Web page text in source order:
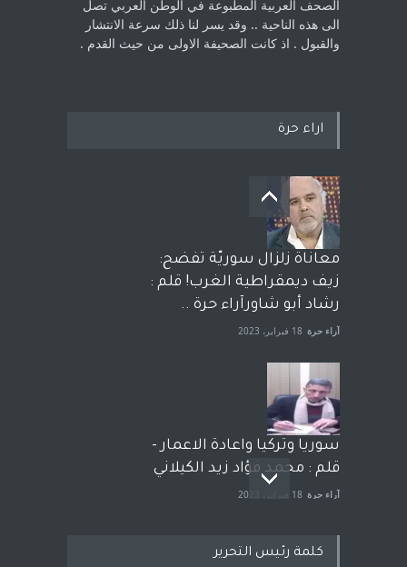
الصحف العربية المطبوعة في الوطن ‏العربي تصل
الى هذه الناحية .. وقد يسر لنا ذلك سرعة الانتشار
والقبول . اذ كانت ‏الصحيفة الاولى من حيث القدم . ‏
اراء حرة
معاناة زلزال سوريّة تفضح:
زيف ديمقراطية الغرب! قلم :
رشاد أبو شاورآراء حرة ..
آراء حرة 18 فبراير، 2023
سوريا وتركيا واعادة الاعمار -
قلم : محمد فؤاد زيد الكيلاني
آراء حرة 18 فبراير، 2023
كلمة رئيس التحرير